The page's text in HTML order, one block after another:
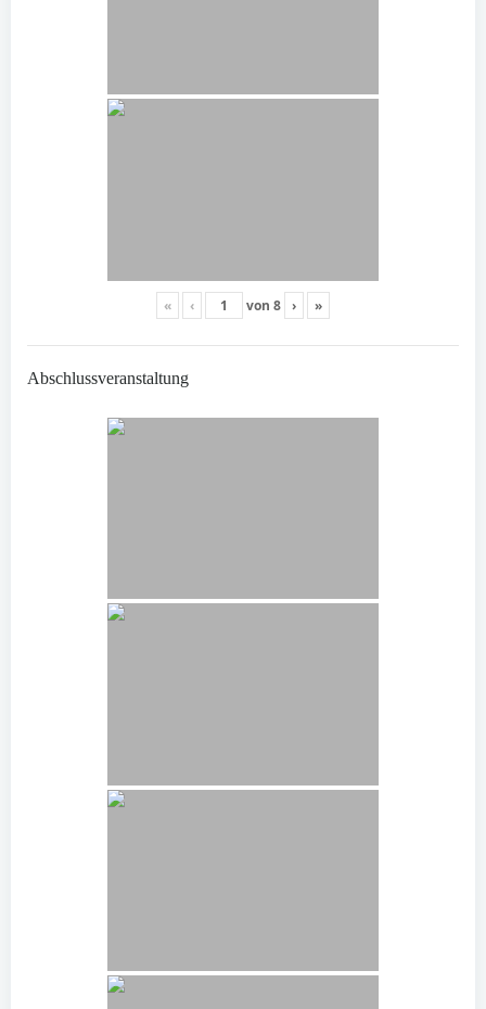
« ‹ von 8 › »
Abschlussveranstaltung